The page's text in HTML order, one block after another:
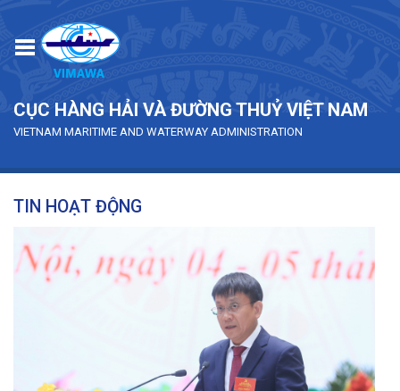
CỤC HÀNG HẢI VÀ ĐƯỜNG THUỶ VIỆT NAM
VIETNAM MARITIME AND WATERWAY ADMINISTRATION
TIN HOẠT ĐỘNG